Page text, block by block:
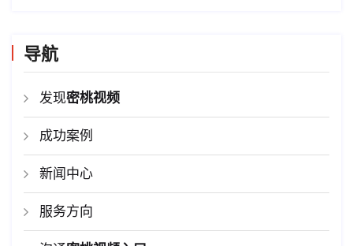
导航
发现密桃视频
成功案例
新闻中心
服务方向